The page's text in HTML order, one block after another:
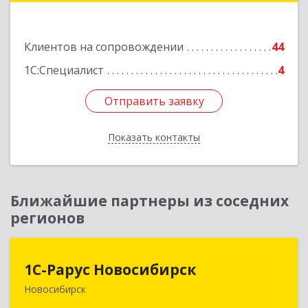
Клиентов на сопровождении
44
1С:Специалист
4
Отправить заявку
Показать контакты
Отправить заявку
Назад
Ближайшие партнеры из соседних
регионов
1С-Рарус Новосибирск
Новосибирск
1С-Рарус Новосибирск
630015, Новосибирская обл, Новосибирск г,